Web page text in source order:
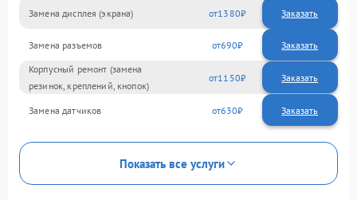
Замена дисплея (экрана) 1380
Замена разъемов 690
Корпусный ремонт (замена
резинок, креплений, кнопок)
1150
Замена датчиков 630
Показать все услуги